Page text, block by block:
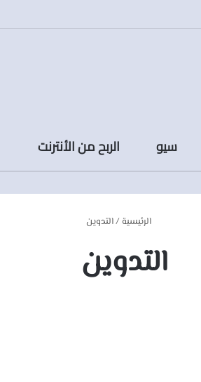
سيو الربح من الأنترنت
الرئيسية /التدوين
التدوين